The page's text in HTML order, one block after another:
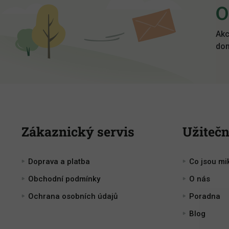
Zákaznický servis
Doprava a platba
Obchodní podmínky
Ochrana osobních údajů
Co jsou
O nás
Poradna
Blog